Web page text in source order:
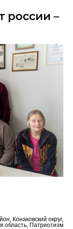
Конаковский округ,
область, Патриотизм
россии –